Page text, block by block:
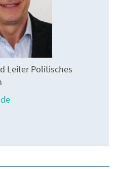
Leiter Politisches